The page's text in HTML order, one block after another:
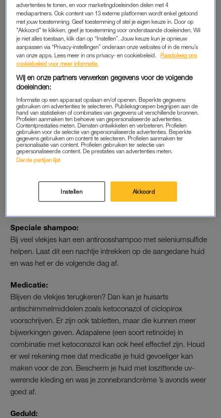
DE OPLOSSING?
Er zijn verschillende methodes om deze gist (en de
huidvlekjes) te behandelen. Dit zijn mijn tips:
Voorkom een broeierige omgeving:
Zweet je veel? Wissel dan regelmatig van kleding. Ventileer je
slaapkamer om overmatig zweten te voorkomen en droog je
huid goed af na het douchen.
De juiste skincare:
Vermijd vette producten, want die kunnen het probleem
verergeren. Kies voor producten die de talgproductie
zoethoutwortelextract. Zo help je de balans van het
microbioom (waar de gist onderdeel van uitmaakt) op je huid
Speciale shampoo:
Bij veel vlekjes kan een antiroosshampoo met seleniumsulfide
helpen. Laat dit een nachtje intrekken op de aangedane huid
en was het er de volgende dag af.
Medicatie:
Blijven de vlekjes terugkeren? Dan kan je huisarts
antischimmelmiddelen zoals ketoconazol of ciclopirox
voorschrijven. Er zijn ook tabletten, maar die kunnen meer
bijwerkingen geven. Adapalene (een soort retinoïde) in
combinatie met ketoconazol kan ook heel effectief zijn. Houd
er wel rekening mee dat medicatie je huid gevoeliger kan
maken voor de zon. Bescherm je huid met loszittende uv-
werende kleding en was je zonnebrandcrème ’s avonds weer
goed af.
Geduld:
advertenties te tonen, en voor marketingdoeleinden delen met 4
mediapartners. Ook content van 13 externe platformen wordt enkel getoond
met jouw toestemming. Geef toestemming of stel je eigen keuze in. Door op
"Akkoord" te klikken, geef je toestemming voor onderstaande doeleinden. Wil
je niet alles toestaan, klik dan op “Instellen”. Jouw keuze kun je opnieuw
aanpassen via “Privacy-instellingen” onderaan onze websites of in de menu’s
van onze apps. Lees meer in ons privacy- en cookiebeleid.
Raadpleeg ons
cookiebeleid voor meer informatie.
Wij en onze partners verwerken gegevens voor de volgende
doeleinden:
Informatie op een apparaat opslaan en/of openen. Beperkte gegevens
gebruiken om advertenties te selecteren. Publieksgroepen begrijpen aan de
hand van statistieken of combinaties van gegevens uit verschillende bronnen.
Profielen aanmaken ten behoeve van gepersonaliseerde advertenties.
Contentprestaties meten. Diensten ontwikkelen en verbeteren. Profielen
gebruiken voor de selectie van gepersonaliseerde advertenties. Beperkte
gegevens gebruiken om content te selecteren. Profielen aanmaken ter
personalisatie van content. Profielen gebruiken ter selectie van
gepersonaliseerde content. De prestaties van advertenties meten.
Derde partijen lijst
Instellen Akkoord